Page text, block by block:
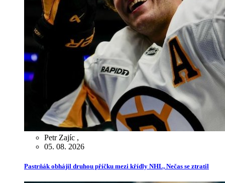
Petr Zajíc ,
05. 08. 2026
Pastrňák obhájil druhou příčku mezi křídly NHL, Nečas se ztratil